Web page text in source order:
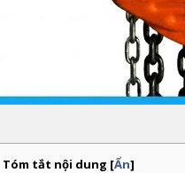
Tóm tắt nội dung [Ẩn]